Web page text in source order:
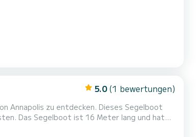
5.0 (1 bewertungen)
Annapolis zu entdecken. Dieses Segelboot
hat